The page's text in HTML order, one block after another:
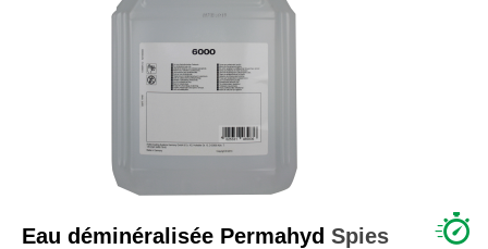
ÉQUIPEMENT ATELIER CARROSSERIE
TUTORIEL & CONSEILS
Eau déminéralisée Permahyd Spies